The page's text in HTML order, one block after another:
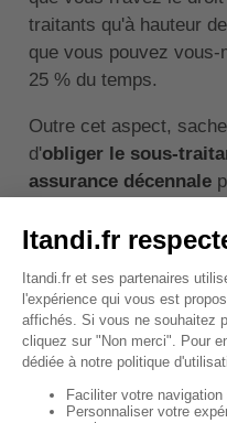
traitants qu'à hauteur
que vous pouvez
25 % du temps.
Outre cet aspect,
d'obliger le sous-
assurance décennale
travaillera alors pas
S'il accepte, vous
attestation d'assurance
voire au cours du
de validité de la